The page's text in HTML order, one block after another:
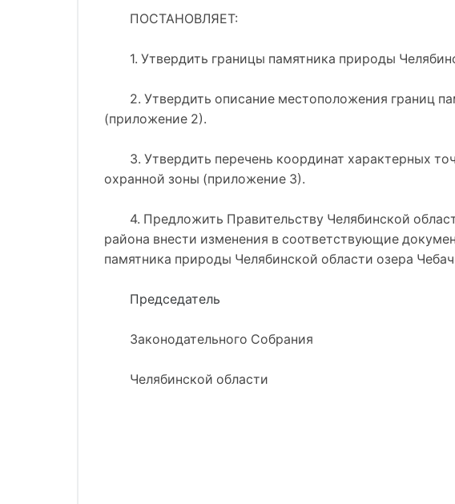
ПОСТАНОВЛЯЕТ:
1. Утвердить границы памятника природы
2. Утвердить описание местоположения границ
(приложение 2).
3. Утвердить перечень координат характерных
охранной зоны (приложение 3).
4. Предложить Правительству Челябинской
района внести изменения в соответствующие
памятника природы Челябинской области озера
Председатель
Законодательного Собрания
Челябинской области